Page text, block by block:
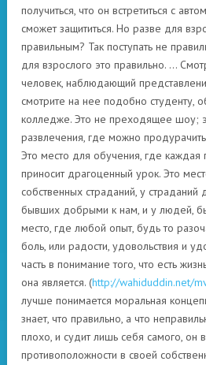
получиться, что он встретиться с
сможет защититься. Но разве для
правильным? Так поступать не
для взрослого это правильно. …
человек, наблюдающий
смотрите на нее подобно студенту,
колледже. Это не преходящее шоу;
развлечения, где можно
Это место для обучения, где каждая
приносит драгоценный урок. Это
собственных страданий, у
бывших добрыми к нам, и у людей,
место, где любой опыт, будь то
боль, или радости, удовольствия и
часть в понимание того, что есть
она является. (http://wahiduddin.net/
лучше понимается моральная
знает, что правильно, а что
плохо, и судит лишь себя самого, он
противоположности в своей